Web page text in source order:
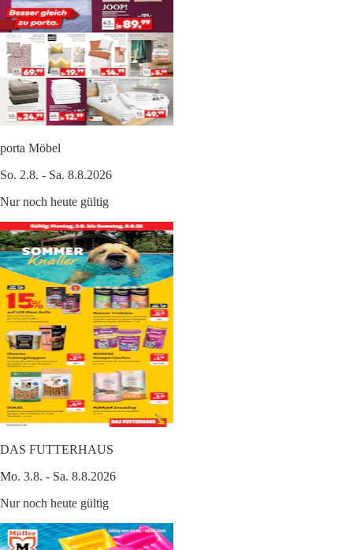
porta Möbel
So. 2.8. - Sa. 8.8.2026
Nur noch heute gültig
DAS FUTTERHAUS
Mo. 3.8. - Sa. 8.8.2026
Nur noch heute gültig